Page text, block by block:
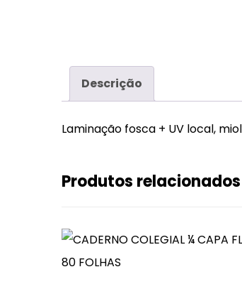
Descrição
Laminação fosca + UV local,
Produtos relacionados